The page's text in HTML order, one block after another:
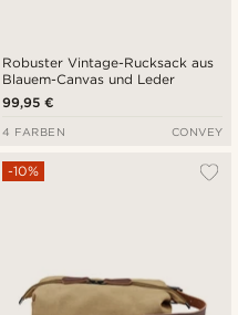
Robuster Vintage-Rucksack aus
Blauem-Canvas und Leder
99,95 €
4 FARBEN CONVEY
-10%